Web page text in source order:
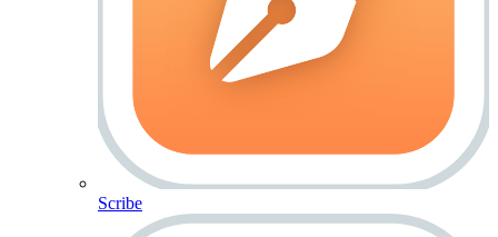
Scribe